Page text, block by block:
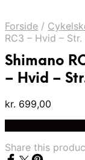
Forside /
RC3 – Hvid – Str.
Shimano
– Hvid –
kr. 699,00
Share this